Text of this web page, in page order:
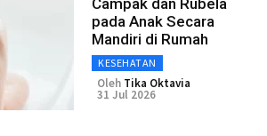
Campak dan Rubela
pada Anak Secara
Mandiri di Rumah
KESEHATAN
Oleh Tika Oktavia
31 Jul 2026